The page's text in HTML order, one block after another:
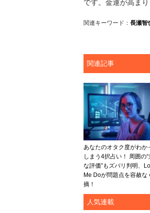
です。金運が高まり
関連キーワード： 長瀬智
関連記事
あなたのオタク度がわか
しまう4択占い！ 周囲の
な評価”もズバリ判明、
Me Doが問題点を容赦な
摘！
人気連載